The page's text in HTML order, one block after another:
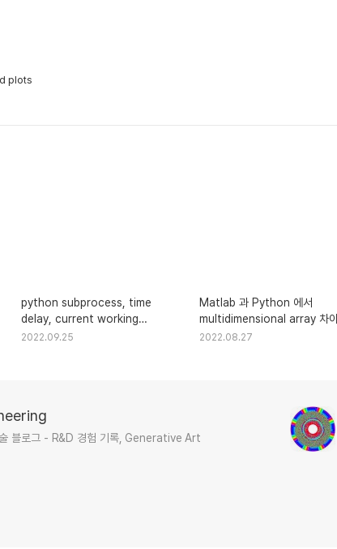
plots
python subprocess, time
delay, current working
directory
2022.09.25
Matlab 과 Python 에서
multidimensional array 차이
2022.08.27
술 블로그 - R&D 경험 기록, Generative Art